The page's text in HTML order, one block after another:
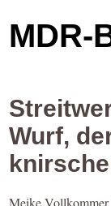
MDR-
Wurf,